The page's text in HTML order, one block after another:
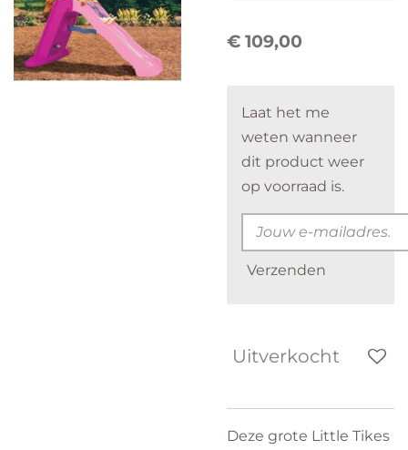
€ 109,00
Laat het me
weten wanneer
dit product weer
op voorraad is.
Verzenden
Uitverkocht
Deze grote Little Tikes